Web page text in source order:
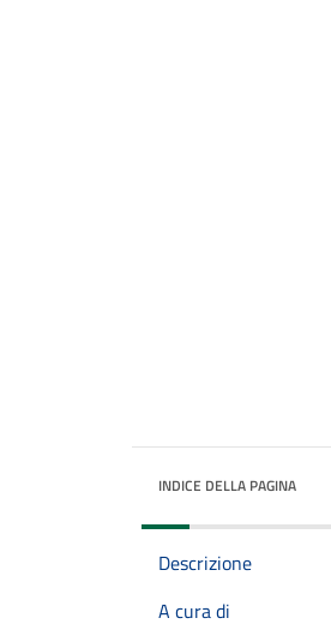
INDICE DELLA PAGINA
Descrizione
A cura di